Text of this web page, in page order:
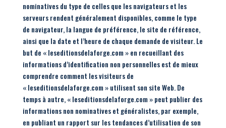
nominatives du type de celles que les navigateurs et les
serveurs rendent généralement disponibles, comme le type
de navigateur, la langue de préférence, le site de référence,
ainsi que la date et l’heure de chaque demande de visiteur. Le
but de « leseditionsdelaforge.com » en recueillant des
informations d’identification non personnelles est de mieux
comprendre comment les visiteurs de
« leseditionsdelaforge.com » utilisent son site Web. De
temps à autre, « leseditionsdelaforge.com » peut publier des
informations non nominatives et généralistes, par exemple,
en publiant un rapport sur les tendances d’utilisation de son